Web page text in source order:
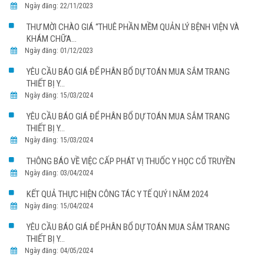
Ngày đăng: 22/11/2023
THƯ MỜI CHÀO GIÁ “THUÊ PHẦN MỀM QUẢN LÝ BỆNH VIỆN VÀ
KHÁM CHỮA...
Ngày đăng: 01/12/2023
YÊU CẦU BÁO GIÁ ĐỂ PHÂN BỔ DỰ TOÁN MUA SẮM TRANG
THIẾT BỊ Y...
Ngày đăng: 15/03/2024
YÊU CẦU BÁO GIÁ ĐỂ PHÂN BỔ DỰ TOÁN MUA SẮM TRANG
THIẾT BỊ Y...
Ngày đăng: 15/03/2024
THÔNG BÁO VỀ VIỆC CẤP PHÁT VỊ THUỐC Y HỌC CỔ TRUYỀN
Ngày đăng: 03/04/2024
KẾT QUẢ THỰC HIỆN CÔNG TÁC Y TẾ QUÝ I NĂM 2024
Ngày đăng: 15/04/2024
YÊU CẦU BÁO GIÁ ĐỂ PHÂN BỔ DỰ TOÁN MUA SẮM TRANG
THIẾT BỊ Y...
Ngày đăng: 04/05/2024